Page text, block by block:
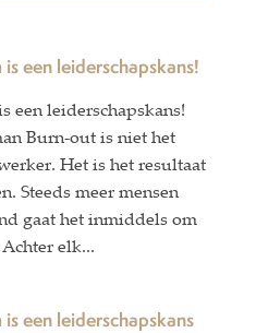
een leiderschapskans!
een leiderschapskans!
Burn-out is niet het
Het is het resultaat
Steeds meer mensen
gaat het inmiddels om
elk...
een leiderschapskans